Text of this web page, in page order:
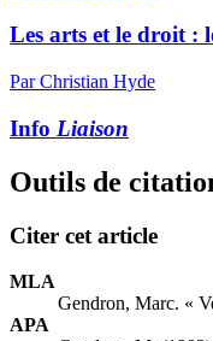
Les arts et le droit :
Par Christian Hyde
Info Liaison
Outils de
Citer cet article
MLA
Gendron, Marc. «
APA